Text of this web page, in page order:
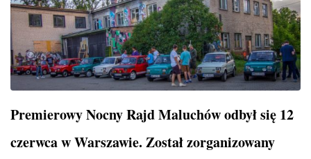
Premierowy Nocny Rajd Maluchów odbył się 12
czerwca w Warszawie. Został zorganizowany